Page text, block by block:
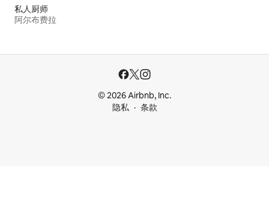
私人厨师
阿尔布费拉
© 2026 Airbnb, Inc.
隐私
条款